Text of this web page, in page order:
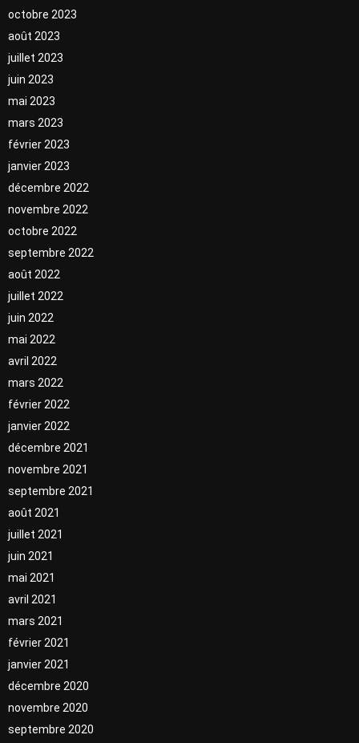
octobre 2023
août 2023
juillet 2023
juin 2023
mai 2023
mars 2023
février 2023
janvier 2023
décembre 2022
novembre 2022
octobre 2022
septembre 2022
août 2022
juillet 2022
juin 2022
mai 2022
avril 2022
mars 2022
février 2022
janvier 2022
décembre 2021
novembre 2021
septembre 2021
août 2021
juillet 2021
juin 2021
mai 2021
avril 2021
mars 2021
février 2021
janvier 2021
décembre 2020
novembre 2020
septembre 2020